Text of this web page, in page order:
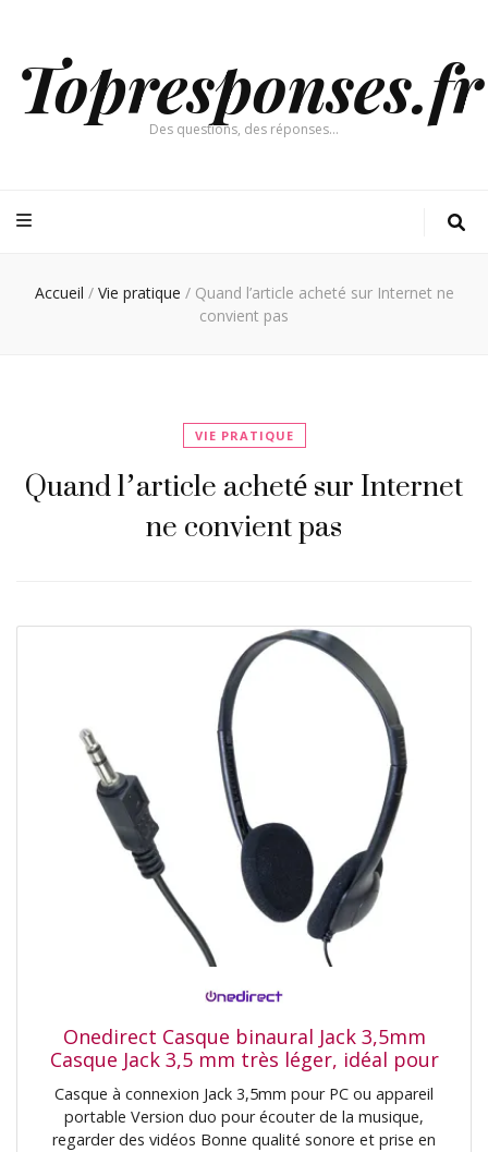
Topresponses.fr
Des questions, des réponses…
Accueil / Vie pratique / Quand l’article acheté sur Internet ne
convient pas
VIE PRATIQUE
Quand l’article acheté sur Internet
ne convient pas
Onedirect Casque binaural Jack 3,5mm
Casque Jack 3,5 mm très léger, idéal pour
écouter de la musique, naviguer sur
Internet.
Casque à connexion Jack 3,5mm pour PC ou appareil
portable Version duo pour écouter de la musique,
regarder des vidéos Bonne qualité sonore et prise en